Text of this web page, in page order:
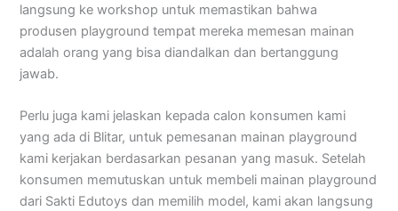
langsung ke workshop untuk memastikan bahwa
produsen playground tempat mereka memesan mainan
adalah orang yang bisa diandalkan dan bertanggung
jawab.
Perlu juga kami jelaskan kepada calon konsumen kami
yang ada di Blitar, untuk pemesanan mainan playground
kami kerjakan berdasarkan pesanan yang masuk. Setelah
konsumen memutuskan untuk membeli mainan playground
dari Sakti Edutoys dan memilih model, kami akan langsung